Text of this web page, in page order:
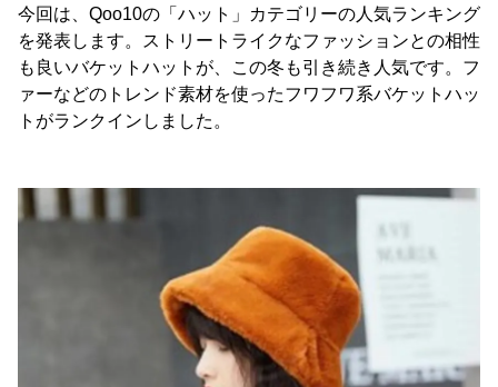
今回は、Qoo10の「ハット」カテゴリーの人気ランキング
を発表します。ストリートライクなファッションとの相性
も良いバケットハットが、この冬も引き続き人気です。フ
ァーなどのトレンド素材を使ったフワフワ系バケットハッ
トがランクインしました。